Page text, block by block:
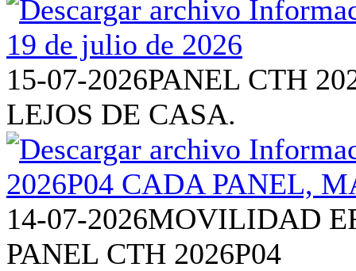
15-07-2026PANEL CTH
LEJOS DE CASA.
14-07-2026MOVILIDAD
PANEL CTH 2026P04